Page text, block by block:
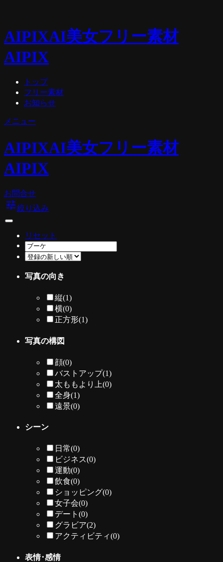
AIPIXAI美女フリー素材
AIPIX
トップ
フリー素材
お知らせ
メニュー
AIPIXAI美女フリー素材
AIPIX
お問合せ
tune絞り込み
リセット
写真の向き
縦(1)
横(0)
正方形(1)
写真の構図
顔(0)
バストアップ(1)
太ももより上(0)
全身(1)
遠景(0)
シーン
日常(0)
ビジネス(0)
運動(0)
飲食(0)
ショッピング(0)
女子会(0)
デート(0)
グラビア(2)
アクティビティ(0)
表情･感情